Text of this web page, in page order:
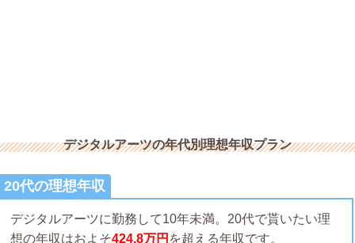
デジタルアーツの年代別理想年収プラン
20代の理想年収
デジタルアーツに勤務して10年未満。20代で貰いたい理
想の年収はおよそ424.8万円 を超える年収です。